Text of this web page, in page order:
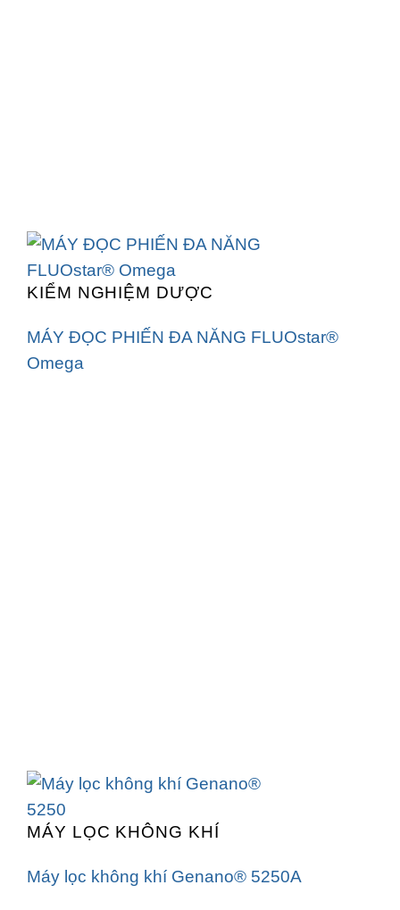
KIỂM NGHIỆM DƯỢC
MÁY ĐỌC PHIẾN ĐA NĂNG FLUOstar®
Omega
MÁY LỌC KHÔNG KHÍ
Máy lọc không khí Genano® 5250A